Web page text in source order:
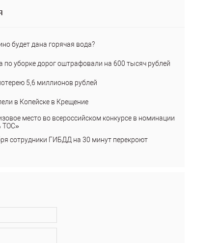
будет дана горячая вода?
по уборке дорог оштрафовали на 600 тысяч рублей
5,6 миллионов рублей
в Копейске в Крещение
место во всероссийском конкурсе в номинации
ТОС»
сотрудники ГИБДД на 30 минут перекроют